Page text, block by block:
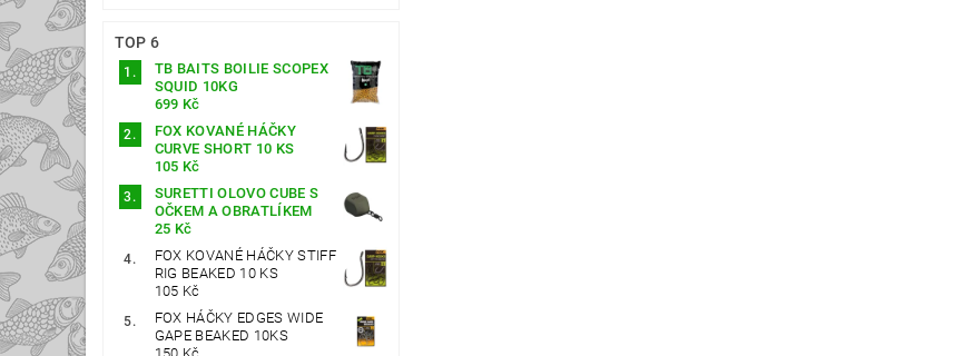
TOP 6
TB BAITS BOILIE SCOPEX
SQUID 10KG
699 Kč
FOX KOVANÉ HÁČKY
CURVE SHORT 10 KS
105 Kč
SURETTI OLOVO CUBE S
OČKEM A OBRATLÍKEM
25 Kč
FOX KOVANÉ HÁČKY STIFF
RIG BEAKED 10 KS
105 Kč
FOX HÁČKY EDGES WIDE
GAPE BEAKED 10KS